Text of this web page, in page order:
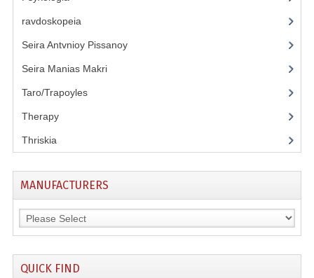
ravdoskopeia(3)
Seira Antvnioy Pissanoy(13)
Seira Manias Makri(9)
Taro/Trapoyles(5)
Therapy(3)
Thriskia(11)
MANUFACTURERS
QUICK FIND